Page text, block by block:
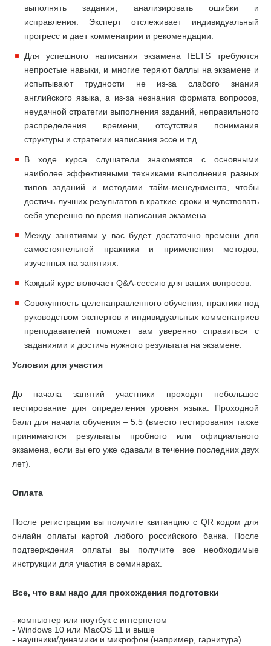
выполнять задания, анализировать ошибки и
исправления. Эксперт отслеживает индивидуальный
прогресс и дает комменатрии и рекомендации.
Для успешного написания экзамена IELTS требуются
непростые навыки, и многие теряют баллы на экзамене и
испытывают трудности не из-за слабого знания
английского языка, а из-за незнания формата вопросов,
неудачной стратегии выполнения заданий, неправильного
распределения времени, отсутствия понимания
структуры и стратегии написания эссе и т.д.
В ходе курса слушатели знакомятся с основными
наиболее эффективными техниками выполнения разных
типов заданий и методами тайм-менеджмента, чтобы
достичь лучших результатов в краткие сроки и чувствовать
себя уверенно во время написания экзамена.
Между занятиями у вас будет достаточно времени для
самостоятельной практики и применения методов,
изученных на занятиях.
Каждый курс включает Q&A-сессию для ваших вопросов.
Совокупность целенаправленного обучения, практики под
руководством экспертов и индивидуальных комменатриев
преподавателей поможет вам уверенно справиться с
заданиями и достичь нужного результата на экзамене.
Условия для участия
До начала занятий участники проходят небольшое
тестирование для определения уровня языка. Проходной
балл для начала обучения – 5.5 (вместо тестирования также
принимаются результаты пробного или официального
экзамена, если вы его уже сдавали в течение последних двух
лет).
Оплата
После регистрации вы получите квитанцию с QR кодом для
онлайн оплаты картой любого российского банка. После
подтверждения оплаты вы получите все необходимые
инструкции для участия в семинарах.
Все, что вам надо для прохождения подготовки
- компьютер или ноутбук с интернетом
- Windows 10 или MacOS 11 и выше
- наушники/динамики и микрофон (например, гарнитура)